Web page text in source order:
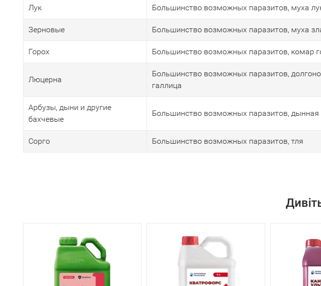
Лук Большинство возможных паразитов, муха
Зерновые Большинство возможных паразитов, муха
Горох Большинство возможных паразитов, комар
Люцерна
Большинство возможных паразитов,
галлица
Арбузы, дыни и другие
бахчевые
Большинство возможных паразитов, дынная
Сорго Большинство возможных паразитов, тля